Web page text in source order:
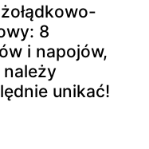
8
i napojów,
unikać!